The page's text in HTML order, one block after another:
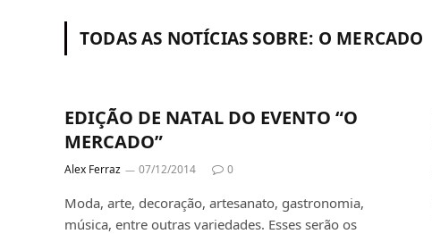
TODAS AS NOTÍCIAS SOBRE: O MERCADO
EDIÇÃO DE NATAL DO EVENTO “O
MERCADO”
Alex Ferraz 07/12/2014 0
Moda, arte, decoração, artesanato, gastronomia,
música, entre outras variedades. Esses serão os